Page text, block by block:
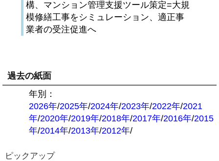
構、マンション管理支援ツール策定=大規
模修繕工事をシミュレーション、適正事
業者の受注促進へ
過去の紙面
年別：
2026年/2025年/2024年/2023年/2022年/2021
年/2020年/2019年/2018年/2017年/2016年/2015
年/2014年/2013年/2012年/
ピックアップ